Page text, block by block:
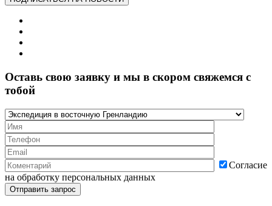
Оставь свою заявку и мы в скором свяжемся с
тобой
Согласие
на обработку персональных данных